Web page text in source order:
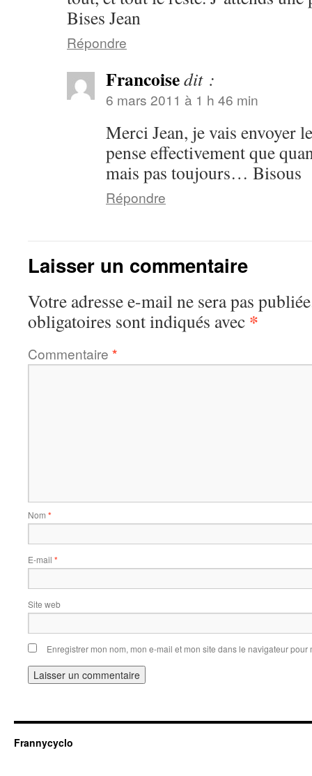
Bises Jean
Répondre
Francoisedit :
6 mars 2011 à 1 h 46 min
Merci Jean, je vais envoyer
pense effectivement que
mais pas toujours… Bisous
Répondre
Laisser un commentaire
Votre adresse e-mail ne sera pas
obligatoires sont indiqués avec *
Commentaire *
Nom *
E-mail *
Site web
Enregistrer mon nom, mon e-mail et mon site dans le navigateur
Frannycyclo